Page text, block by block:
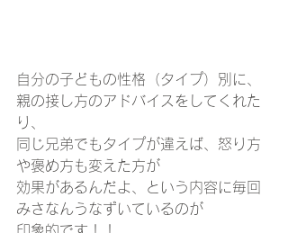
自分の子どもの性格（タイプ）別に、
親の接し方のアドバイスをしてくれた
り、
同じ兄弟でもタイプが違えば、怒り方
や褒め方も変えた方が
効果があるんだよ、という内容に毎回
みさなんうなずいているのが
印象的です！！